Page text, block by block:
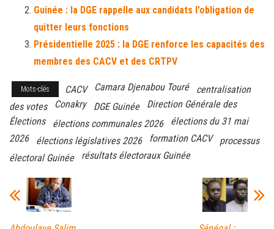
Guinée : la DGE rappelle aux candidats l’obligation de
quitter leurs fonctions
Présidentielle 2025 : la DGE renforce les capacités des
membres des CACV et des CRTPV
Mots-clés CACV Camara Djenabou Touré
centralisation
des votes
Conakry DGE Guinée
Direction Générale des
Élections
élections communales 2026
élections du 31 mai
2026
élections législatives 2026 formation CACV
processus
électoral Guinée
résultats électoraux Guinée